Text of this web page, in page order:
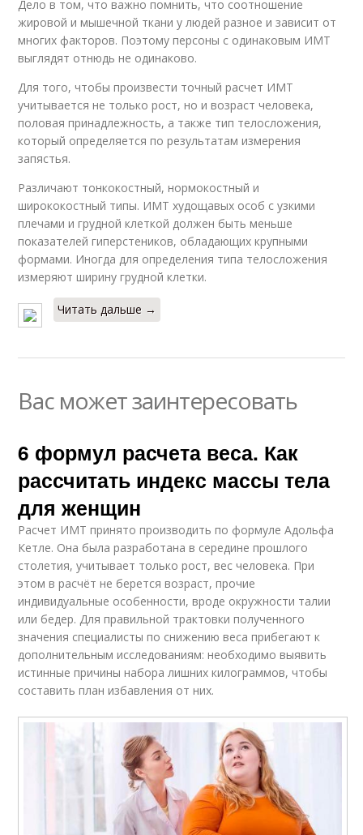
Дело в том, что важно помнить, что соотношение
жировой и мышечной ткани у людей разное и зависит от
многих факторов. Поэтому персоны с одинаковым ИМТ
выглядят отнюдь не одинаково.
Для того, чтобы произвести точный расчет ИМТ
учитывается не только рост, но и возраст человека,
половая принадлежность, а также тип телосложения,
который определяется по результатам измерения
запястья.
Различают тонкокостный, нормокостный и
ширококостный типы. ИМТ худощавых особ с узкими
плечами и грудной клеткой должен быть меньше
показателей гиперстеников, обладающих крупными
формами. Иногда для определения типа телосложения
измеряют ширину грудной клетки.
Читать дальше →
Вас может заинтересовать
6 формул расчета веса. Как
рассчитать индекс массы тела
для женщин
Расчет ИМТ принято производить по формуле Адольфа
Кетле. Она была разработана в середине прошлого
столетия, учитывает только рост, вес человека. При
этом в расчёт не берется возраст, прочие
индивидуальные особенности, вроде окружности талии
или бедер. Для правильной трактовки полученного
значения специалисты по снижению веса прибегают к
дополнительным исследованиям: необходимо выявить
истинные причины набора лишних килограммов, чтобы
составить план избавления от них.